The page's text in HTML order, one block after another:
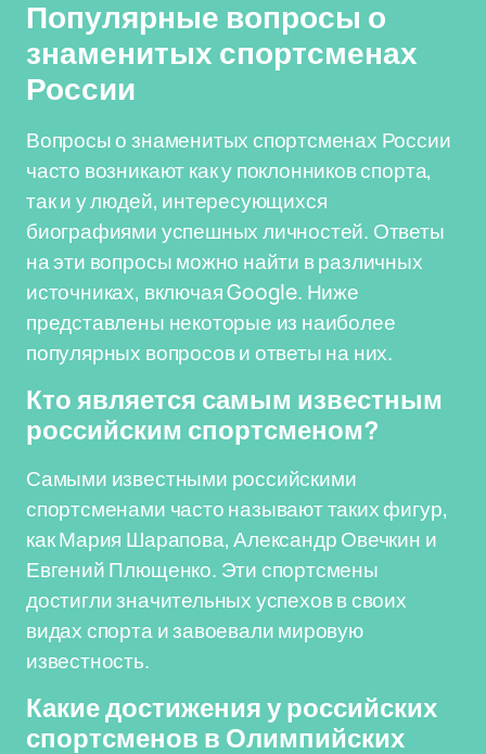
Популярные вопросы о
знаменитых спортсменах
России
Вопросы о знаменитых спортсменах России
часто возникают как у поклонников спорта,
так и у людей, интересующихся
биографиями успешных личностей. Ответы
на эти вопросы можно найти в различных
источниках, включая Google. Ниже
представлены некоторые из наиболее
популярных вопросов и ответы на них.
Кто является самым известным
российским спортсменом?
Самыми известными российскими
спортсменами часто называют таких фигур,
как Мария Шарапова, Александр Овечкин и
Евгений Плющенко. Эти спортсмены
достигли значительных успехов в своих
видах спорта и завоевали мировую
известность.
Какие достижения у российских
спортсменов в Олимпийских